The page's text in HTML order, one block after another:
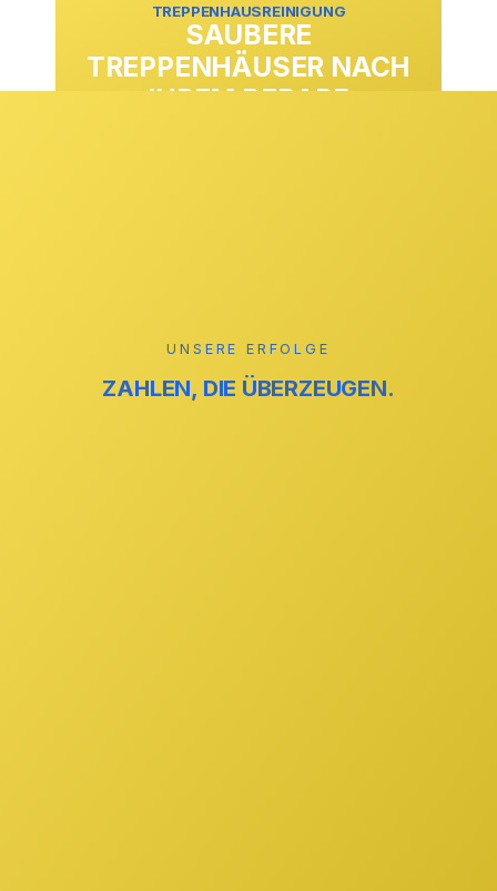
TREPPENHAUSREINIGUNG
SAUBERE
TREPPENHÄUSER NACH
IHREM BEDARF
UNSERE ERFOLGE
ZAHLEN, DIE ÜBERZEUGEN.